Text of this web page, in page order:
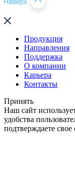
Продукция
Направления
Поддержка
О компании
Карьера
Контакты
Принять
Наш сайт
удобства
подтверждаете свое